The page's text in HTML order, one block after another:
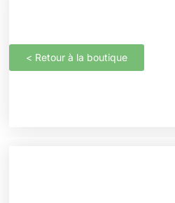
< Retour à la boutique